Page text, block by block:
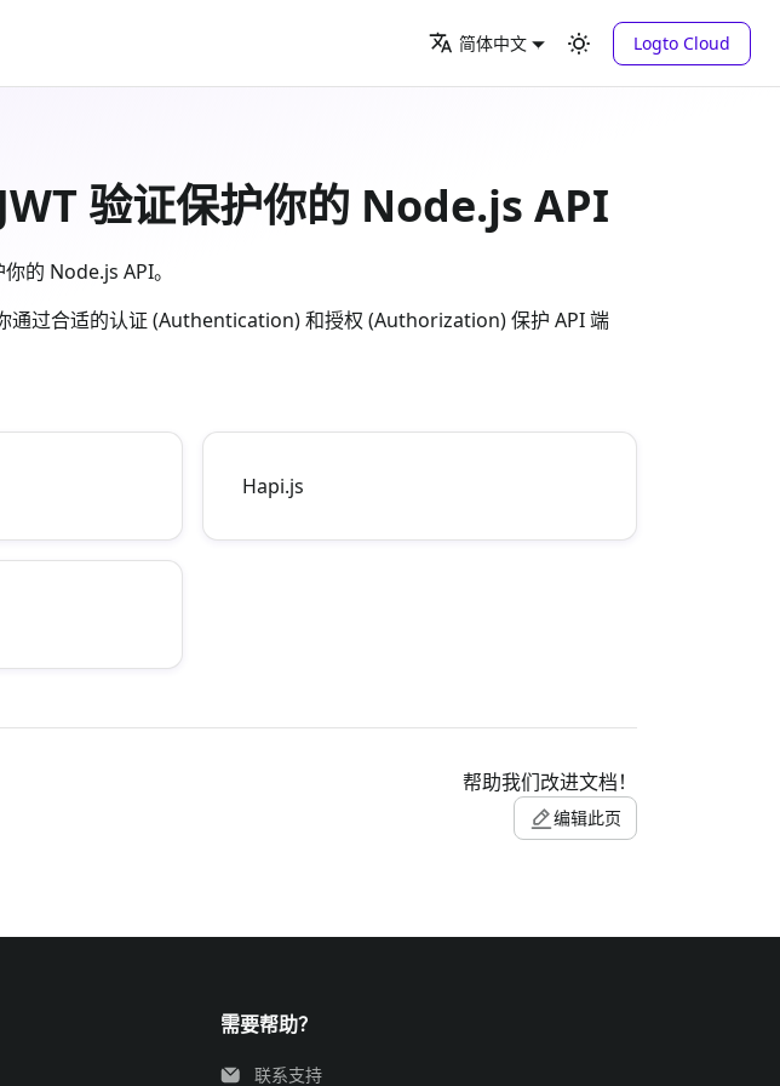
简体中文 Logto Cloud
验证保护你的 Node.js API
的 Node.js API。
通过合适的认证 (Authentication) 和授权 (Authorization) 保护 API 端
Hapi.js
帮助我们改进文档！
编辑此页
需要帮助？
联系支持